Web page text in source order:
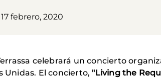
febrero, 2020
celebrará un concierto
Unidas. El concierto, "Living the